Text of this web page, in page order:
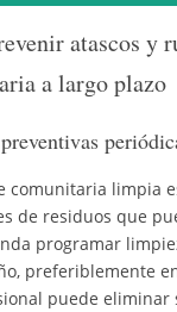
atascos y
a largo plazo
comunitaria limpia
de residuos que
programar
preferiblemente
puede eliminar